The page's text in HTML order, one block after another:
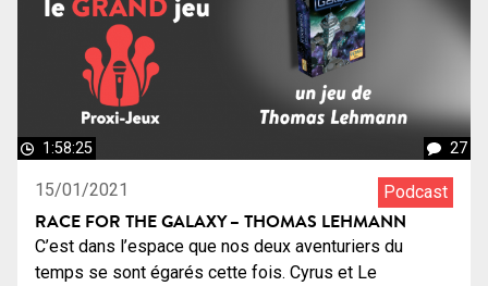
1:58:25 27
15/01/2021 Podcast
RACE FOR THE GALAXY – THOMAS LEHMANN
C’est dans l’espace que nos deux aventuriers du
temps se sont égarés cette fois. Cyrus et Le